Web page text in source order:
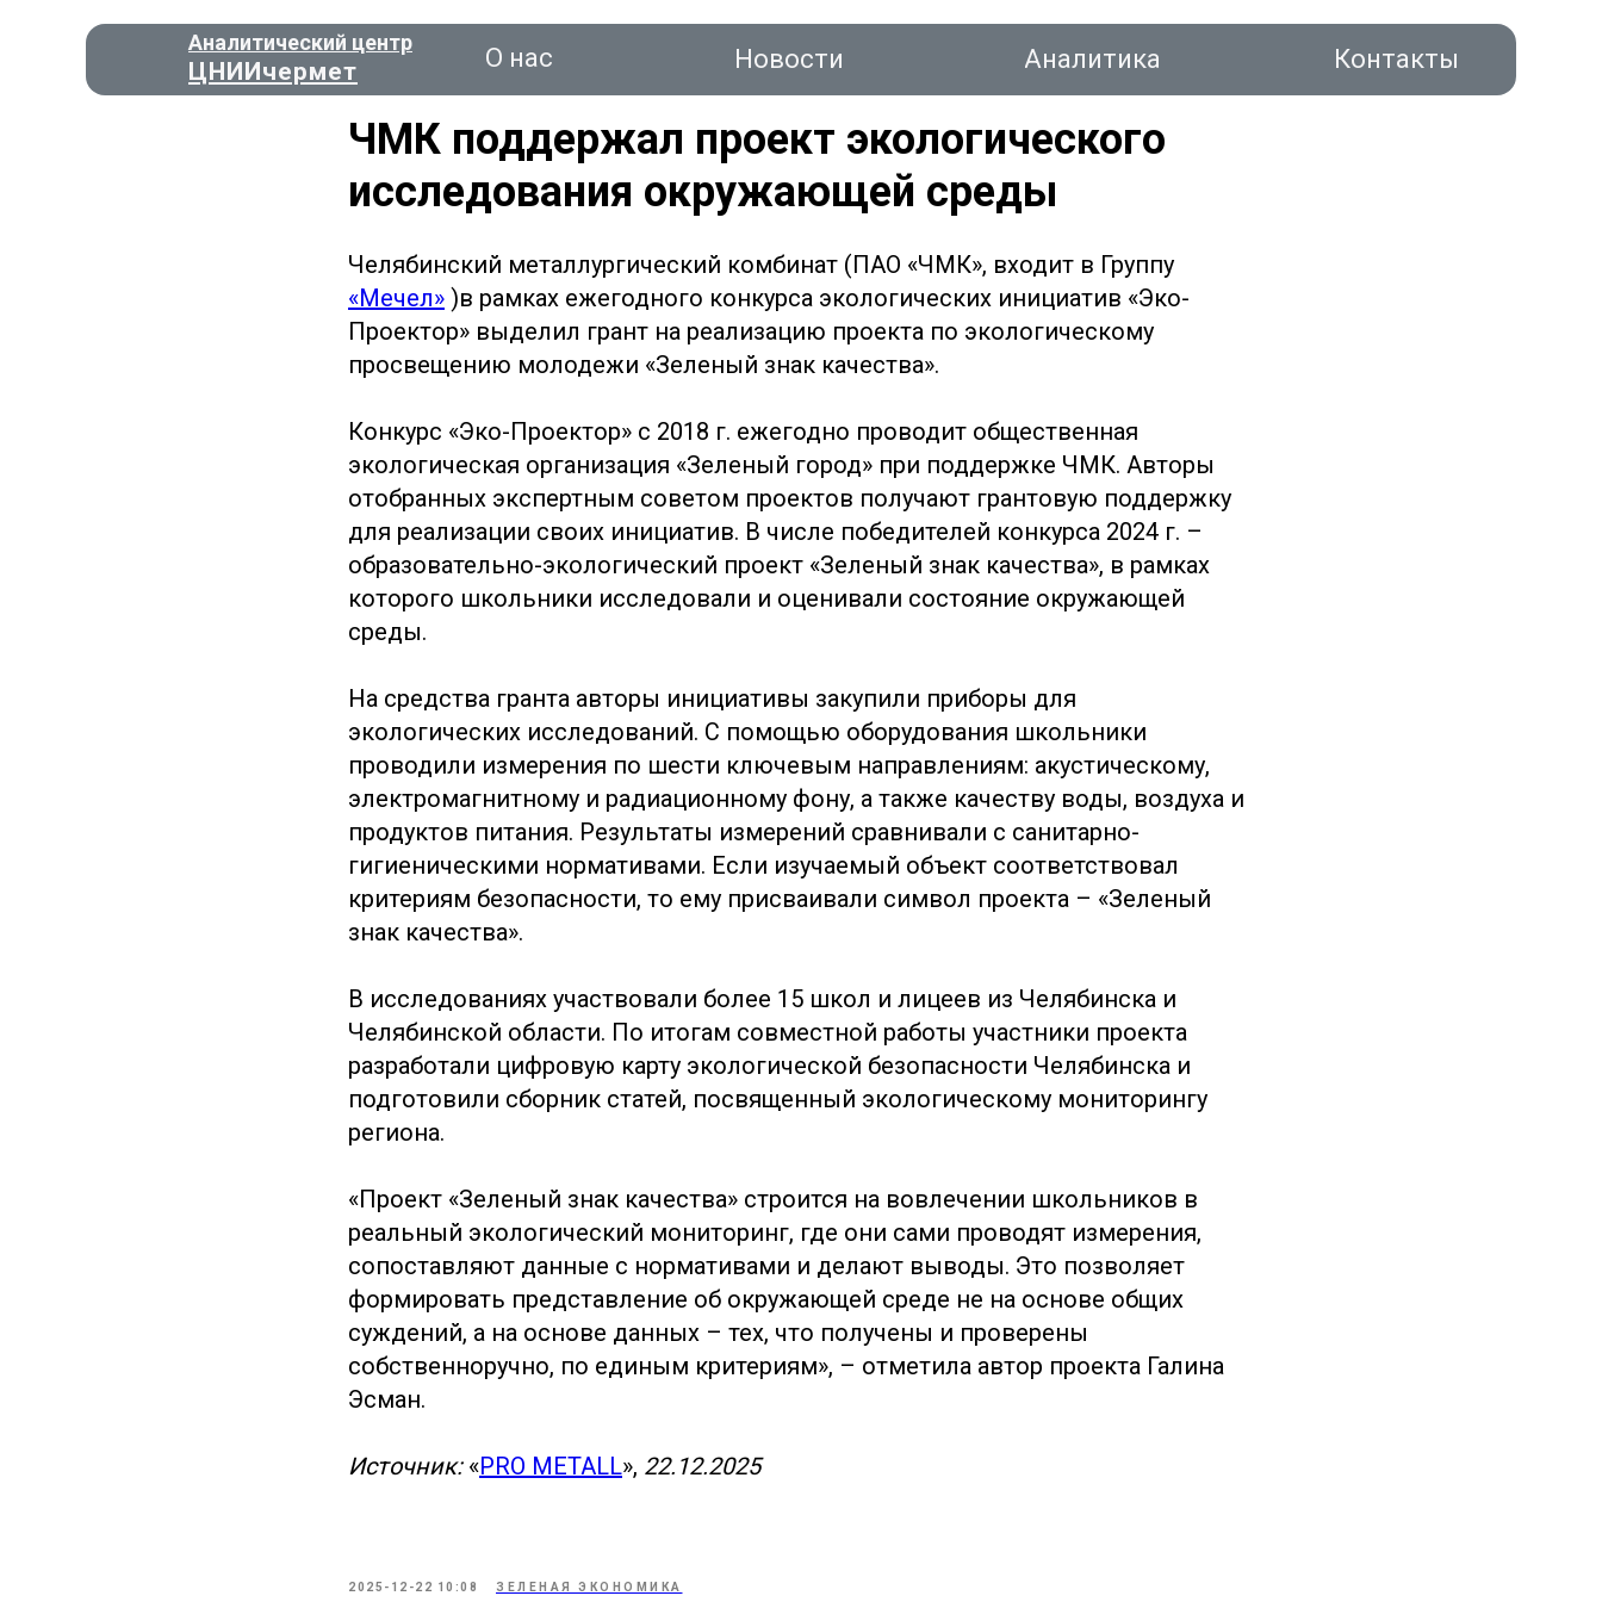
ЦНИИчермет
Аналитический центр
О нас Новости Аналитика Контакты
О нас Контакты
Аналитика
Новости
ЧМК поддержал проект экологического
исследования окружающей среды
Челябинский металлургический комбинат (ПАО «ЧМК», входит в Группу
«Мечел» )в рамках ежегодного конкурса экологических инициатив «Эко-
Проектор» выделил грант на реализацию проекта по экологическому
просвещению молодежи «Зеленый знак качества».
Конкурс «Эко-Проектор» с 2018 г. ежегодно проводит общественная
экологическая организация «Зеленый город» при поддержке ЧМК. Авторы
отобранных экспертным советом проектов получают грантовую поддержку
для реализации своих инициатив. В числе победителей конкурса 2024 г. –
образовательно-экологический проект «Зеленый знак качества», в рамках
которого школьники исследовали и оценивали состояние окружающей
среды.
На средства гранта авторы инициативы закупили приборы для
экологических исследований. С помощью оборудования школьники
проводили измерения по шести ключевым направлениям: акустическому,
электромагнитному и радиационному фону, а также качеству воды, воздуха и
продуктов питания. Результаты измерений сравнивали с санитарно-
гигиеническими нормативами. Если изучаемый объект соответствовал
критериям безопасности, то ему присваивали символ проекта – «Зеленый
знак качества».
В исследованиях участвовали более 15 школ и лицеев из Челябинска и
Челябинской области. По итогам совместной работы участники проекта
разработали цифровую карту экологической безопасности Челябинска и
подготовили сборник статей, посвященный экологическому мониторингу
региона.
«Проект «Зеленый знак качества» строится на вовлечении школьников в
реальный экологический мониторинг, где они сами проводят измерения,
сопоставляют данные с нормативами и делают выводы. Это позволяет
формировать представление об окружающей среде не на основе общих
суждений, а на основе данных – тех, что получены и проверены
собственноручно, по единым критериям», – отметила автор проекта Галина
Эсман.
Источник: «PRO METALL», 22.12.2025
2025-12-22 10:08 ЗЕЛЕНАЯ ЭКОНОМИКА